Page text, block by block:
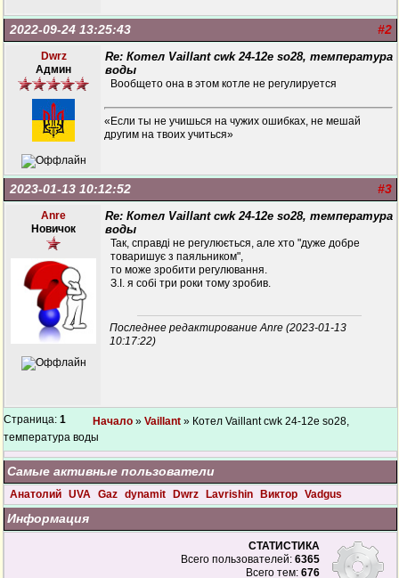
#2
2022-09-24 13:25:43
Dwrz
Админ
Re: Котел Vaillant cwk 24-12e so28, температура
воды
Вообщето она в этом котле не регулируется
«Если ты не учишься на чужих ошибках, не мешай
другим на твоих учиться»
#3
2023-01-13 10:12:52
Anre
Новичок
Re: Котел Vaillant cwk 24-12e so28, температура
воды
Так, справді не регулюється, але хто "дуже добре
товаришує з паяльником",
то може зробити регулювання.
З.І. я собі три роки тому зробив.
Последнее редактирование Anre (2023-01-13
10:17:22)
Страница: 1 Начало » Vaillant » Котел Vaillant cwk 24-12e so28,
температура воды
Самые активные пользователи
Анатолий UVA Gaz dynamit Dwrz Lavrishin Виктор Vadgus
Информация
СТАТИСТИКА
Всего пользователей: 6365
Всего тем: 676